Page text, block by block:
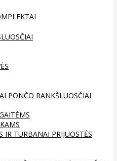
PONČO RANKŠLUOSČIAI
IR TURBANAI PRIJUOSTĖS